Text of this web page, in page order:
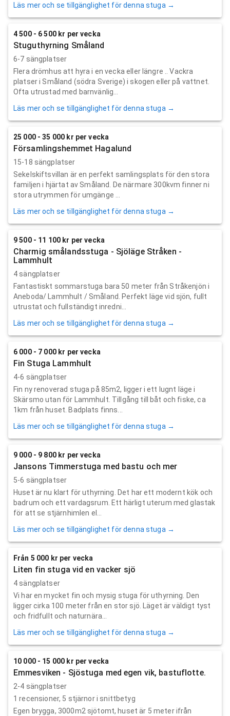
Läs mer och se tillgänglighet för denna stuga →
4 500 - 6 500 kr per vecka
Stuguthyrning Småland
6-7 sängplatser
Flera drömhus att hyra i en vecka eller längre .. Vackra
platser i Småland (södra Sverige) i skogen eller på vattnet.
Ofta utrustad med barnvänlig...
Läs mer och se tillgänglighet för denna stuga →
25 000 - 35 000 kr per vecka
Församlingshemmet Hagalund
15-18 sängplatser
Sekelskiftsvillan är en perfekt samlingsplats för den stora
familjen i hjärtat av Småland. De närmare 300kvm finner ni
stora utrymmen för umgänge ...
Läs mer och se tillgänglighet för denna stuga →
9 500 - 11 100 kr per vecka
Charmig smålandsstuga - Sjöläge Stråken -
Lammhult
4 sängplatser
Fantastiskt sommarstuga bara 50 meter från Stråkenjön i
Aneboda/ Lammhult / Småland. Perfekt läge vid sjön, fullt
utrustat och fullständigt inredni...
Läs mer och se tillgänglighet för denna stuga →
6 000 - 7 000 kr per vecka
Fin Stuga Lammhult
4-6 sängplatser
Fin ny renoverad stuga på 85m2, ligger i ett lugnt läge i
Skärsmo utan för Lammhult. Tillgång till båt och fiske, ca
1km från huset. Badplats finns...
Läs mer och se tillgänglighet för denna stuga →
9 000 - 9 800 kr per vecka
Jansons Timmerstuga med bastu och mer
5-6 sängplatser
Huset är nu klart för uthyrning. Det har ett modernt kök och
badrum och ett vardagsrum. Ett härligt uterum med glastak
för att se stjärnhimlen el...
Läs mer och se tillgänglighet för denna stuga →
Från 5 000 kr per vecka
Liten fin stuga vid en vacker sjö
4 sängplatser
Vi har en mycket fin och mysig stuga för uthyrning. Den
ligger cirka 100 meter från en stor sjö. Läget är väldigt tyst
och fridfullt och naturnära...
Läs mer och se tillgänglighet för denna stuga →
10 000 - 15 000 kr per vecka
Emmesviken - Sjöstuga med egen vik, bastuflotte.
2-4 sängplatser
1 recensioner, 5 stjärnor i snittbetyg
Egen brygga, 3000m2 sjötomt, huset är 5 meter ifrån